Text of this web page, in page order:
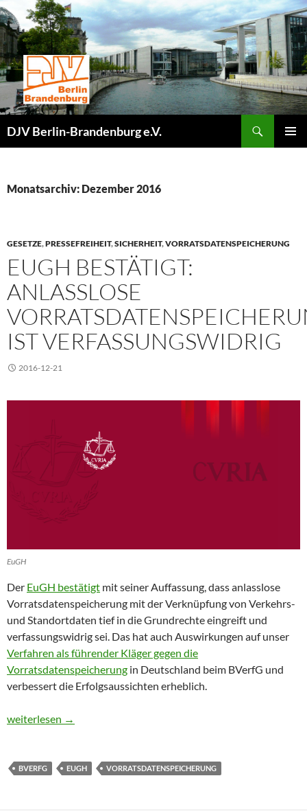
Zum
Inhalt
springen
DJV Berlin-Brandenburg e.V.
Monatsarchiv: Dezember 2016
GESETZE,PRESSEFREIHEIT,SICHERHEIT,VORRATSDATENSPEICHERUNG
EUGH BESTÄTIGT:
ANLASSLOSE
IST VERFASSUNGSWIDRIG
2016-12-21
EuGH
Der EuGH bestätigt mit seiner Auffassung, dass anlasslose
Vorratsdatenspeicherung mit der Verknüpfung von Verkehrs-
und Standortdaten tief in die Grundrechte eingreift und
verfassungswidrig sei. Das hat auch Auswirkungen auf unser
Verfahren als führender Kläger gegen die
Vorratsdatenspeicherung in Deutschland beim BVerfG und
verbessert die Erfolgsaussichten erheblich.
EuGH bestätigt: Anlasslose Vorratsdatenspeicherung ist
weiterlesen →
BVERFG EUGH VORRATSDATENSPEICHERUNG